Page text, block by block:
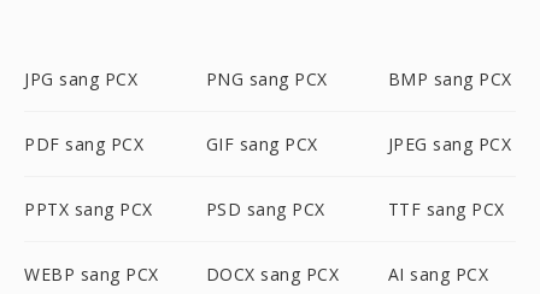
JPG sang PCX PNG sang PCX BMP sang PCX
PDF sang PCX GIF sang PCX JPEG sang PCX
PPTX sang PCX PSD sang PCX TTF sang PCX
WEBP sang PCX DOCX sang PCX AI sang PCX